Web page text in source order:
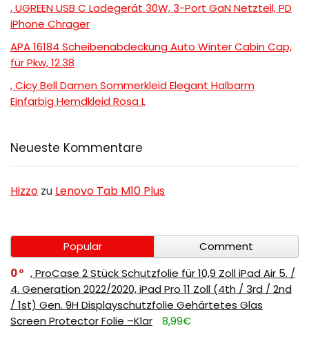
, UGREEN USB C Ladegerät 30W, 3-Port GaN Netzteil, PD
iPhone Chrager
APA 16184 Scheibenabdeckung Auto Winter Cabin Cap,
für Pkw, 12.38
, Cicy Bell Damen Sommerkleid Elegant Halbarm
Einfarbig Hemdkleid Rosa L
Neueste Kommentare
Hizzo zu Lenovo Tab M10 Plus
Popular
Comment
0
, ProCase 2 Stück Schutzfolie für 10,9 Zoll iPad Air 5. /
4. Generation 2022/2020, iPad Pro 11 Zoll (4th / 3rd / 2nd
/ 1st) Gen. 9H Displayschutzfolie Gehärtetes Glas
Screen Protector Folie –Klar
8,99€